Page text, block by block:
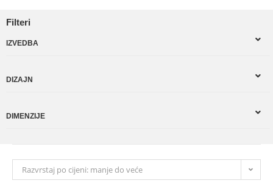
Filteri
IZVEDBA
DIZAJN
DIMENZIJE
Razvrstaj po cijeni: manje do veće